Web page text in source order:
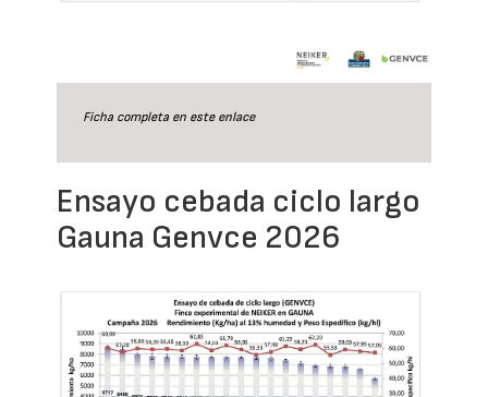
Ficha completa en este enlace
Ensayo cebada ciclo largo
Gauna Genvce 2026